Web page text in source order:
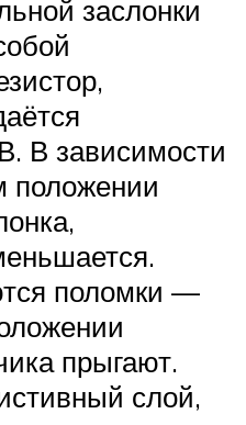
заслонки
В зависимости
положении
поломки —
прыгают.
слой,